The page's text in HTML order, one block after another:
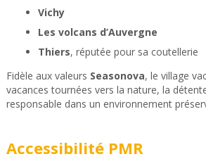
Vichy
Les volcans d’Auvergne
Thiers, réputée pour sa coutellerie
Fidèle aux valeurs Seasonova, le village
vacances tournées vers la nature, la
responsable dans un environnement
Accessibilité PMR